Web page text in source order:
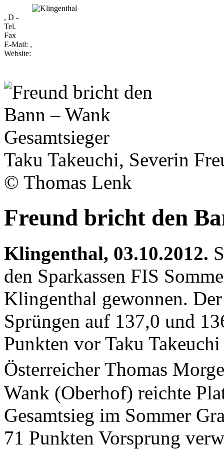
, D -
Tel.
Fax
E-Mail: ,
Website:
Taku Takeuchi, Severin
© Thomas Lenk
Freund bricht den
Klingenthal, 03.10.2012.
den Sparkassen FIS
Klingenthal gewonnen.
Sprüngen auf 137,0 und
Punkten vor Taku
Österreicher Thomas
Wank (Oberhof) reichte
Gesamtsieg im Sommer
71 Punkten Vorsprung